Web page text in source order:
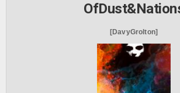
[DavyGrolton]